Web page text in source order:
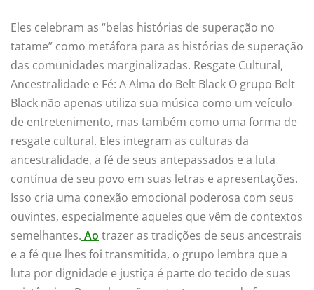
Eles celebram as “belas histórias de superação no
tatame” como metáfora para as histórias de superação
das comunidades marginalizadas. Resgate Cultural,
Ancestralidade e Fé: A Alma do Belt Black O grupo Belt
Black não apenas utiliza sua música como um veículo
de entretenimento, mas também como uma forma de
resgate cultural. Eles integram as culturas da
ancestralidade, a fé de seus antepassados e a luta
contínua de seu povo em suas letras e apresentações.
Isso cria uma conexão emocional poderosa com seus
ouvintes, especialmente aqueles que vêm de contextos
semelhantes. Ao trazer as tradições de seus ancestrais
e a fé que lhes foi transmitida, o grupo lembra que a
luta por dignidade e justiça é parte do tecido de suas